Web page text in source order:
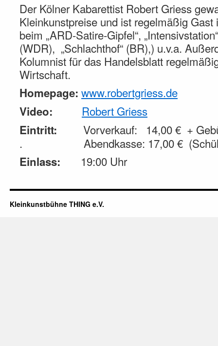
Der Kölner Kabarettist Robert Griess
Kleinkunstpreise und ist regelmäßig
beim „ARD-Satire-Gipfel“,
(WDR), „Schlachthof“ (BR),) u.v.a.
Kolumnist für das Handelsblatt
Wirtschaft.
Homepage: www.robertgriess.de
Video: Robert Griess
Eintritt: Vorverkauf: 14,00 € +
. Abendkasse: 17,00 €
Einlass: 19:00 Uhr
Kleinkunstbühne THING e.V.